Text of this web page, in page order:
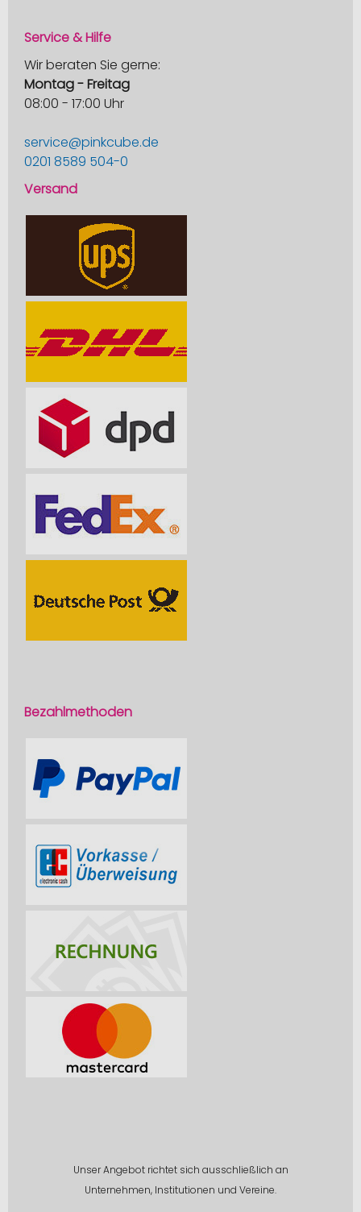
Service & Hilfe
Wir beraten Sie gerne:
Montag - Freitag
08:00 - 17:00 Uhr
service@pinkcube.de
0201 8589 504-0
Versand
Bezahlmethoden
Unser Angebot richtet sich ausschließlich an
Unternehmen, Institutionen und Vereine.